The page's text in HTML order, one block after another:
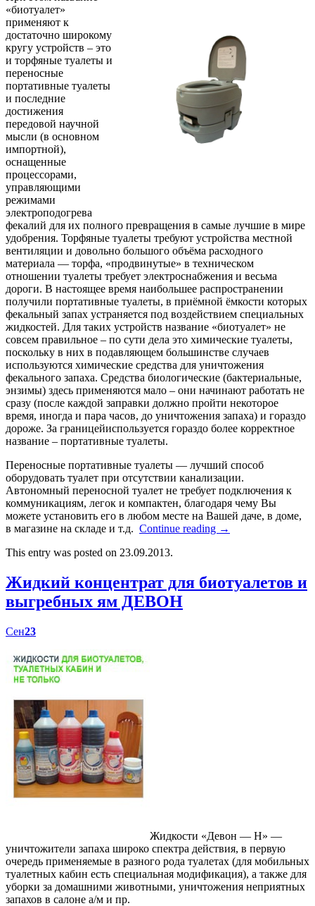
«биотуалет»
применяют к
достаточно широкому
кругу устройств – это
и торфяные туалеты и
переносные
портативные туалеты
и последние
достижения
передовой научной
мысли (в основном
импортной),
оснащенные
процессорами,
управляющими
режимами
электроподогрева
фекалий для их полного превращения в самые лучшие в мире
удобрения. Торфяные туалеты требуют устройства местной
вентиляции и довольно большого объёма расходного
материала — торфа, «продвинутые» в техническом
отношении туалеты требует электроснабжения и весьма
дороги. В настоящее время наибольшее распространении
получили портативные туалеты, в приёмной ёмкости которых
фекальный запах устраняется под воздействием специальных
жидкостей. Для таких устройств название «биотуалет» не
совсем правильное – по сути дела это химические туалеты,
поскольку в них в подавляющем большинстве случаев
используются химические средства для уничтожения
фекального запаха. Средства биологические (бактериальные,
энзимы) здесь применяются мало – они начинают работать не
сразу (после каждой заправки должно пройти некоторое
время, иногда и пара часов, до уничтожения запаха) и гораздо
дороже. За границейиспользуется гораздо более корректное
название – портативные туалеты.
Переносные портативные туалеты — лучший способ
оборудовать туалет при отсутствии канализации.
Автономный переносной туалет не требует подключения к
коммуникациям, легок и компактен, благодаря чему Вы
можете установить его в любом месте на Вашей даче, в доме,
в магазине на складе и т.д. Continue reading →
This entry was posted on 23.09.2013.
Жидкий концентрат для биотуалетов и
выгребных ям ДЕВОН
Сен23
Жидкости «Девон — Н» —
уничтожители запаха широко спектра действия, в первую
очередь применяемые в разного рода туалетах (для мобильных
туалетных кабин есть специальная модификация), а также для
уборки за домашними животными, уничтожения неприятных
запахов в салоне а/м и пр.